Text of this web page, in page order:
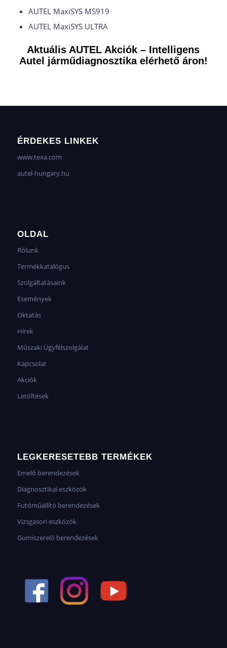
AUTEL MaxiSYS MS919
AUTEL MaxiSYS ULTRA
Aktuális AUTEL Akciók – Intelligens
Autel járműdiagnosztika elérhető áron!
ÉRDEKES LINKEK
www.texa.com
autel-hungary.hu
OLDAL
Rólunk
Termékkatalógus
Szolgáltatásaink
Események
Oktatás
Hírek
Műszaki Ügyfélszolgálat
Kapcsolat
Akciók
Letöltések
LEGKERESETEBB TERMÉKEK
Emelő berendezések
Diagnosztikai eszközök
Futóműállító berendezések
Vizsgasori eszközök
Gumiszerelő berendezések